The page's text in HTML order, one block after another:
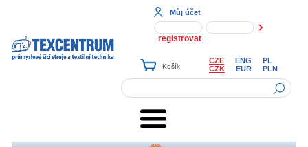
Můj účet
registrovat
CZE ENG
PL
CZK
EUR PLN